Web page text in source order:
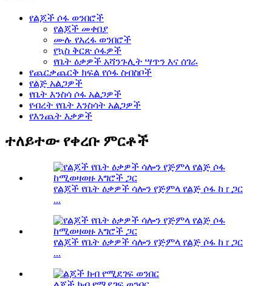
የልጆች ሶፋ ወንበሮች
የልጆች መቀበያ
ሙሉ የአረፋ ወንበሮች
የኳስ ቅርጽ ሶፋዎች
የቤት ዕቃዎች አሻንጉሊት ሣጥን እና ሰገራ
የጨርቃጨርቅ ክፍል የሶፋ ስብስቦች
የልጅ አልጋዎች
የቤት እንስሳ ሶፋ አልጋዎች
የብረት የቤት እንስሳት አልጋዎች
የእንጨት እቃዎች
ተለይተው የቀረቡ ምርቶች
የልጆች የቤት ዕቃዎች ሳሎን የጅምላ የልጅ ሶፋ ከ r ጋር
​​...
የልጆች የቤት ዕቃዎች ሳሎን የጅምላ የልጅ ሶፋ ከ r ጋር
​​...